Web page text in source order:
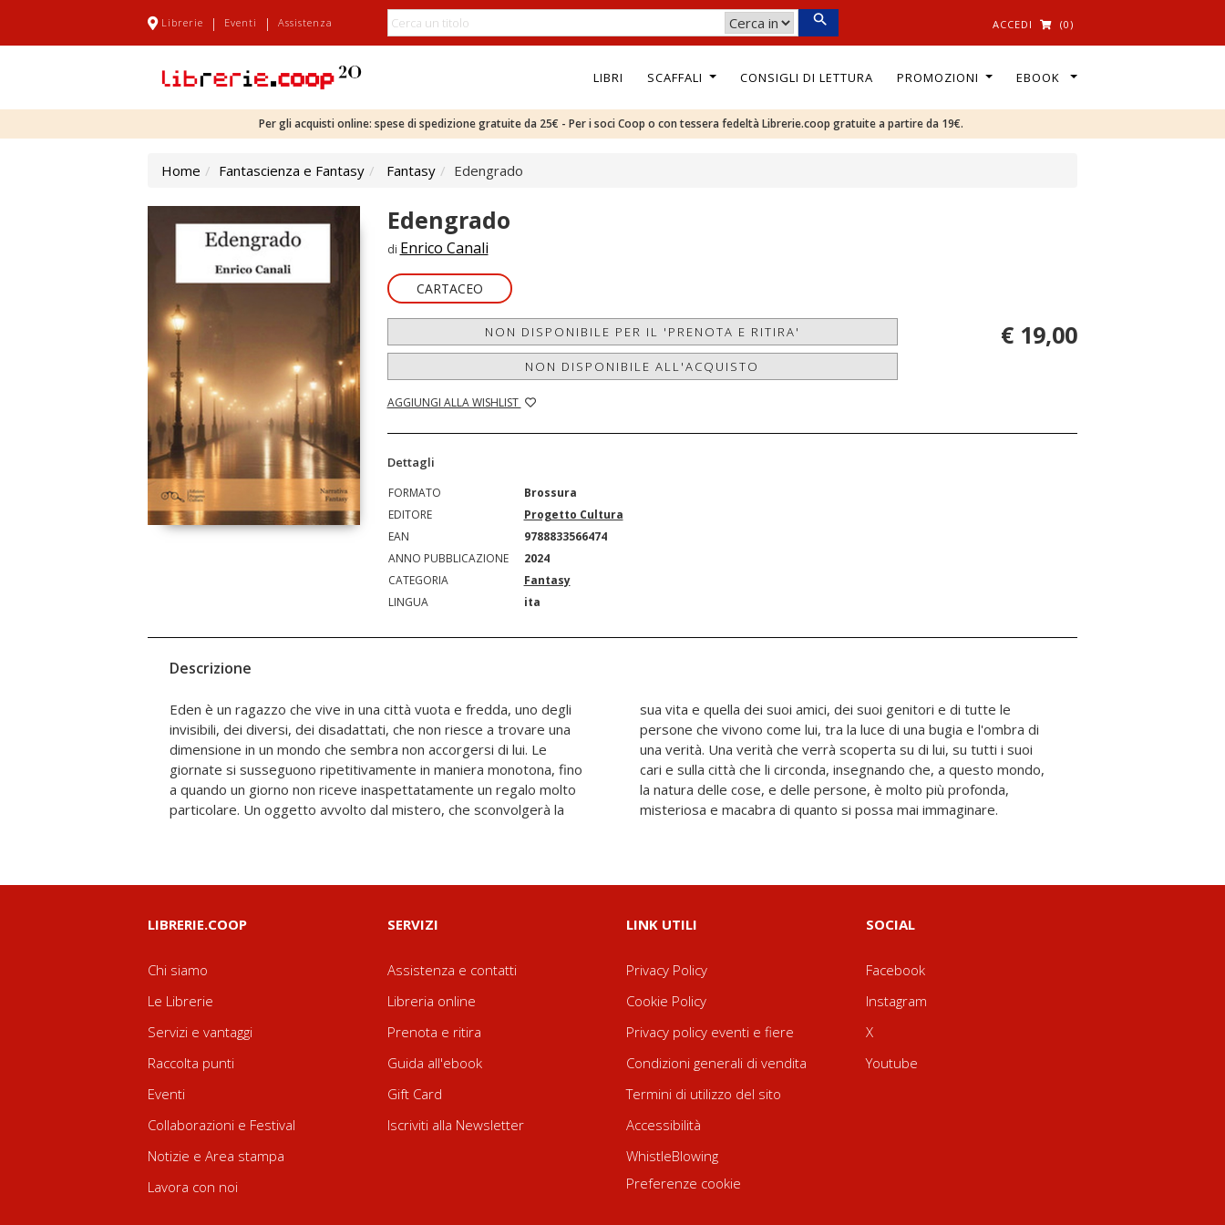
Librerie | Eventi | Assistenza ACCEDI (0)
LIBRI SCAFFALI CONSIGLI DI LETTURA PROMOZIONI EBOOK
Per gli acquisti online: spese di spedizione gratuite da 25€ - Per i soci Coop o con tessera fedeltà Librerie.coop gratuite a partire da 19€.
Home Fantascienza e Fantasy Fantasy Edengrado
Edengrado
di Enrico Canali
CARTACEO
NON DISPONIBILE PER IL 'PRENOTA E RITIRA'
NON DISPONIBILE ALL'ACQUISTO
AGGIUNGI ALLA WISHLIST
€ 19,00
Dettagli
FORMATO
Brossura
EDITORE
Progetto Cultura
EAN
9788833566474
ANNO PUBBLICAZIONE
2024
CATEGORIA
Fantasy
LINGUA
ita
Descrizione
Eden è un ragazzo che vive in una città vuota e fredda, uno degli
invisibili, dei diversi, dei disadattati, che non riesce a trovare una
dimensione in un mondo che sembra non accorgersi di lui. Le
giornate si susseguono ripetitivamente in maniera monotona, fino
a quando un giorno non riceve inaspettatamente un regalo molto
particolare. Un oggetto avvolto dal mistero, che sconvolgerà la
sua vita e quella dei suoi amici, dei suoi genitori e di tutte le
persone che vivono come lui, tra la luce di una bugia e l'ombra di
una verità. Una verità che verrà scoperta su di lui, su tutti i suoi
cari e sulla città che li circonda, insegnando che, a questo mondo,
la natura delle cose, e delle persone, è molto più profonda,
misteriosa e macabra di quanto si possa mai immaginare.
LIBRERIE.COOP
Chi siamo
Le Librerie
Servizi e vantaggi
Raccolta punti
Eventi
Collaborazioni e Festival
Notizie e Area stampa
Lavora con noi
SERVIZI
Assistenza e contatti
Libreria online
Prenota e ritira
Guida all'ebook
Gift Card
Iscriviti alla Newsletter
LINK UTILI
Privacy Policy
Cookie Policy
Privacy policy eventi e fiere
Condizioni generali di vendita
Termini di utilizzo del sito
Accessibilità
WhistleBlowing
Preferenze cookie
SOCIAL
Facebook
Instagram
X
Youtube